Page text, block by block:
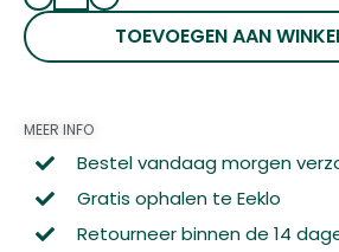
TOEVOEGEN AAN
MEER INFO
Bestel vandaag morgen
Gratis ophalen te Eeklo
Retourneer binnen de 14